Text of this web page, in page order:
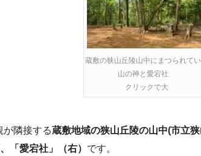
蔵敷の狭山丘陵山中にまつられて
山の神と愛宕社
クリックで大
隣接する蔵敷地域の狭山丘陵の山中(市立狭
「愛宕社」（右） です。